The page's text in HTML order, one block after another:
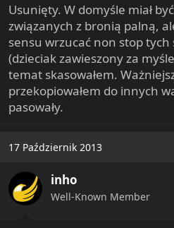
Usunięty. W domyśle miał
związanych z bronią palną,
sensu wrzucać non stop
(dzieciak zawieszony za
temat skasowałem.
przekopiowałem do innych
pasowały.
17 Październik 2013
inho
Well-Known Member